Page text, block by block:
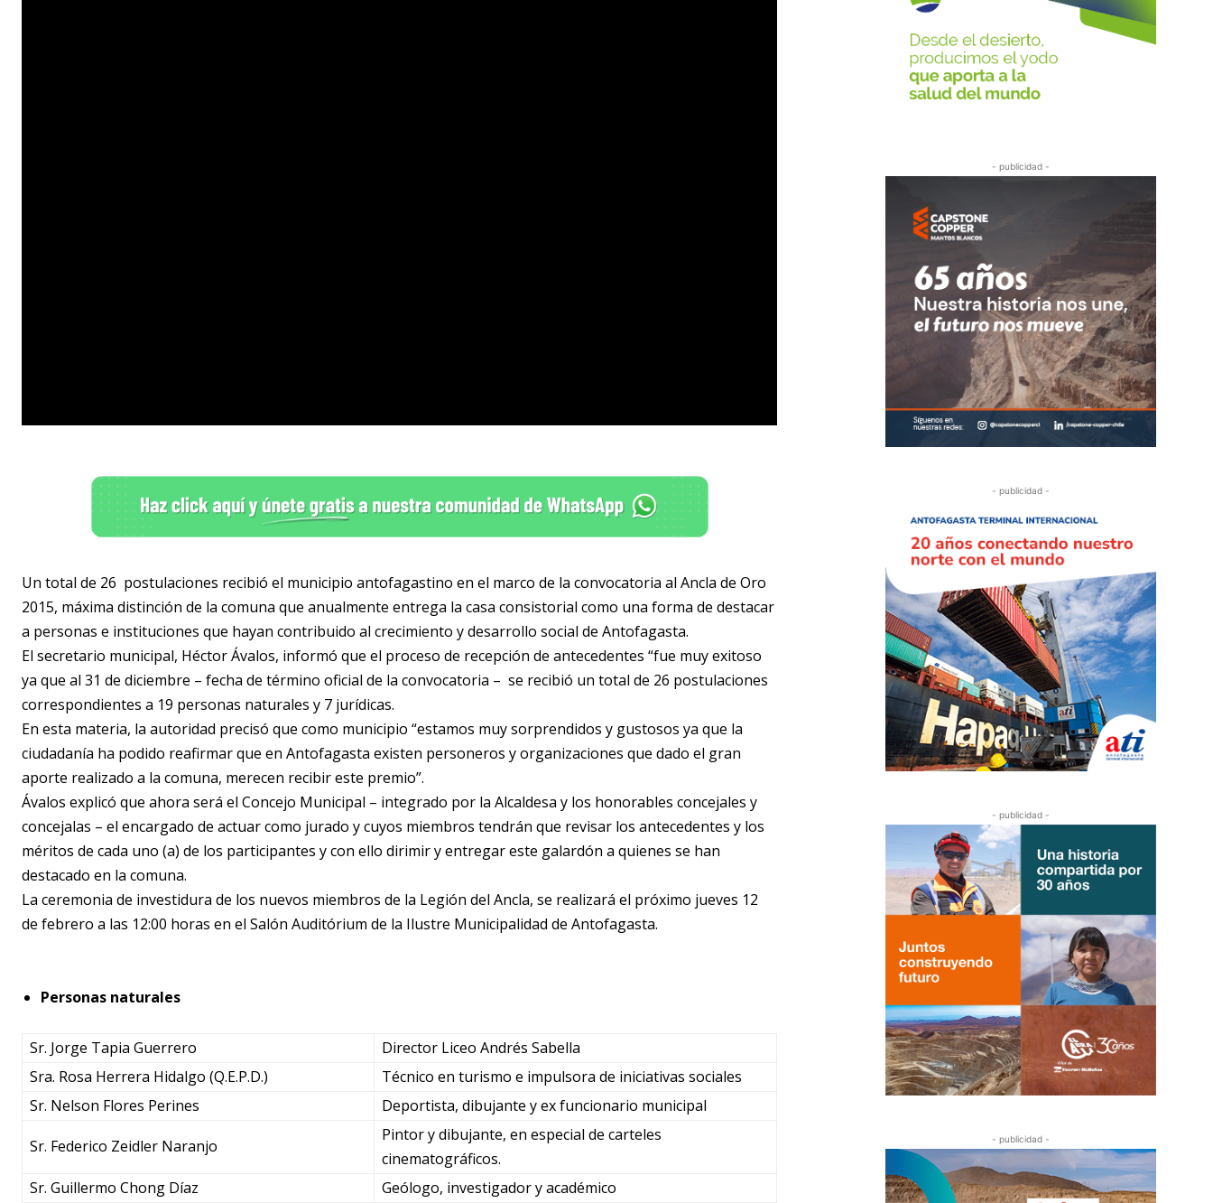
Un total de 26 postulaciones recibió el municipio antofagastino en el marco de la convocatoria al Ancla de Oro
2015, máxima distinción de la comuna que anualmente entrega la casa consistorial como una forma de destacar
a personas e instituciones que hayan contribuido al crecimiento y desarrollo social de Antofagasta.
El secretario municipal, Héctor Ávalos, informó que el proceso de recepción de antecedentes “fue muy exitoso
ya que al 31 de diciembre – fecha de término oficial de la convocatoria – se recibió un total de 26 postulaciones
correspondientes a 19 personas naturales y 7 jurídicas.
En esta materia, la autoridad precisó que como municipio “estamos muy sorprendidos y gustosos ya que la
ciudadanía ha podido reafirmar que en Antofagasta existen personeros y organizaciones que dado el gran
aporte realizado a la comuna, merecen recibir este premio”.
Ávalos explicó que ahora será el Concejo Municipal – integrado por la Alcaldesa y los honorables concejales y
concejalas – el encargado de actuar como jurado y cuyos miembros tendrán que revisar los antecedentes y los
méritos de cada uno (a) de los participantes y con ello dirimir y entregar este galardón a quienes se han
destacado en la comuna.
La ceremonia de investidura de los nuevos miembros de la Legión del Ancla, se realizará el próximo jueves 12
de febrero a las 12:00 horas en el Salón Auditórium de la Ilustre Municipalidad de Antofagasta.
Personas naturales
Sr. Jorge Tapia Guerrero
Director Liceo Andrés Sabella
Sra. Rosa Herrera Hidalgo (Q.E.P.D.)
Técnico en turismo e impulsora de iniciativas sociales
Sr. Nelson Flores Perines
Deportista, dibujante y ex funcionario municipal
Sr. Federico Zeidler Naranjo
Pintor y dibujante, en especial de carteles
cinematográficos.
Sr. Guillermo Chong Díaz
Geólogo, investigador y académico
- publicidad -
- publicidad -
- publicidad -
- publicidad -